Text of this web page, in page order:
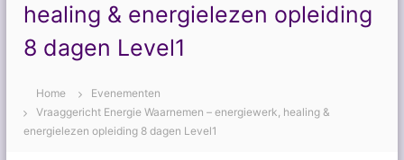
healing & energielezen opleiding
8 dagen Level1
Home
Evenementen
Vraaggericht Energie Waarnemen – energiewerk, healing &
energielezen opleiding 8 dagen Level1